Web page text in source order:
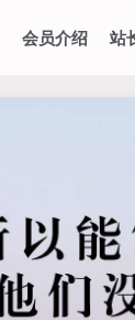
会员介绍 站